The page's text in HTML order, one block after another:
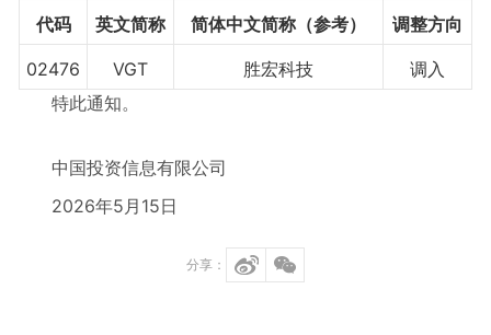
代码 英文简称 简体中文简称（参考） 调整方向
02476 VGT 胜宏科技
调入
特此通知。
中国投资信息有限公司
2026年5月15日
分享：